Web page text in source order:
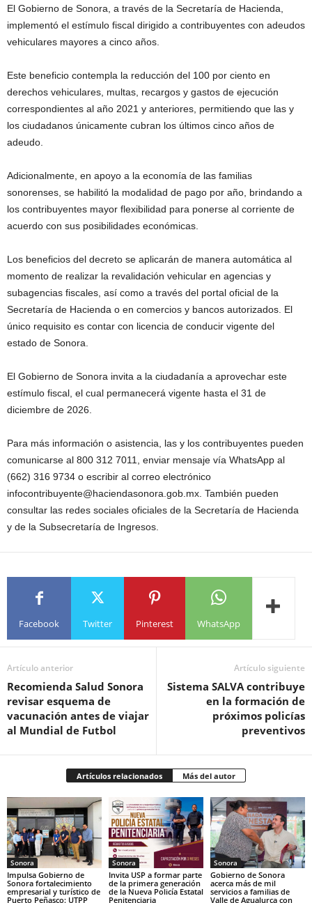
El Gobierno de Sonora, a través de la Secretaría de Hacienda,
implementó el estímulo fiscal dirigido a contribuyentes con adeudos
vehiculares mayores a cinco años.
Este beneficio contempla la reducción del 100 por ciento en
derechos vehiculares, multas, recargos y gastos de ejecución
correspondientes al año 2021 y anteriores, permitiendo que las y
los ciudadanos únicamente cubran los últimos cinco años de
adeudo.
Adicionalmente, en apoyo a la economía de las familias
sonorenses, se habilitó la modalidad de pago por año, brindando a
los contribuyentes mayor flexibilidad para ponerse al corriente de
acuerdo con sus posibilidades económicas.
Los beneficios del decreto se aplicarán de manera automática al
momento de realizar la revalidación vehicular en agencias y
subagencias fiscales, así como a través del portal oficial de la
Secretaría de Hacienda o en comercios y bancos autorizados. El
único requisito es contar con licencia de conducir vigente del
estado de Sonora.
El Gobierno de Sonora invita a la ciudadanía a aprovechar este
estímulo fiscal, el cual permanecerá vigente hasta el 31 de
diciembre de 2026.
Para más información o asistencia, las y los contribuyentes pueden
comunicarse al 800 312 7011, enviar mensaje vía WhatsApp al
(662) 316 9734 o escribir al correo electrónico
infocontribuyente@haciendasonora.gob.mx. También pueden
consultar las redes sociales oficiales de la Secretaría de Hacienda
y de la Subsecretaría de Ingresos.
Facebook Twitter Pinterest WhatsApp
Artículo anterior
Recomienda Salud Sonora
revisar esquema de
vacunación antes de viajar
al Mundial de Futbol
Artículo siguiente
Sistema SALVA contribuye
en la formación de
próximos policías
preventivos
Artículos relacionados Más del autor
Sonora
Impulsa Gobierno de
Sonora fortalecimiento
empresarial y turístico de
Puerto Peñasco: UTPP
Sonora
Invita USP a formar parte
de la primera generación
de la Nueva Policía Estatal
Penitenciaria
Sonora
Gobierno de Sonora
acerca más de mil
servicios a familias de
Valle de Agualurca con